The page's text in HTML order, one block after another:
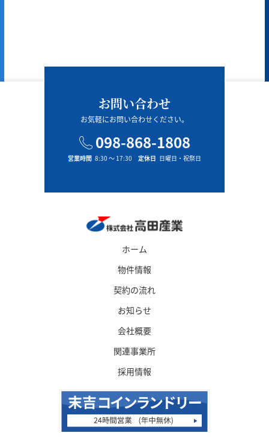
ホーム
物件情報
契約の流れ
お知らせ
会社概要
関連事業所
採用情報
お問い合わせ
お気軽にお問い合わせください。
098-868-1808
営業時間 8:30 〜 17:30 定休日 日曜日・祝祭日